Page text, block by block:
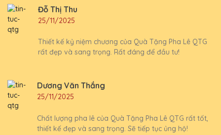
Đỗ Thị Thu
25/11/2025
Thiết kế kỷ niệm chương của Quà Tặng Pha Lê QTG
rất đẹp và sang trọng. Rất đáng để đầu tư!
Dương Văn Thắng
25/11/2025
Chất lượng pha lê của Quà Tặng Pha Lê QTG rất tốt,
thiết kế đẹp và sang trọng. Sẽ tiếp tục ủng hộ!